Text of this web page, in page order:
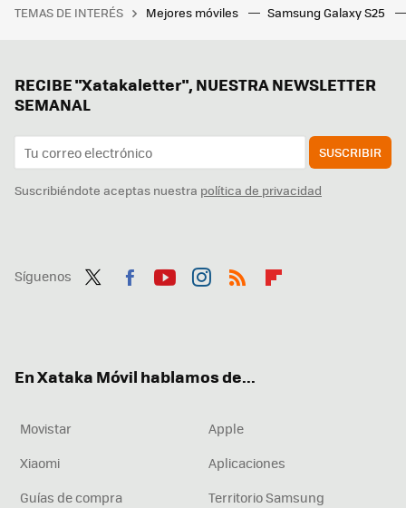
TEMAS DE INTERÉS Mejores móviles Samsung Galaxy S25
RECIBE "Xatakaletter", NUESTRA NEWSLETTER
SEMANAL
SUSCRIBIR
Suscribiéndote aceptas nuestra política de privacidad
Síguenos
En Xataka Móvil hablamos de...
Movistar
Apple
Xiaomi
Aplicaciones
Guías de compra
Territorio Samsung